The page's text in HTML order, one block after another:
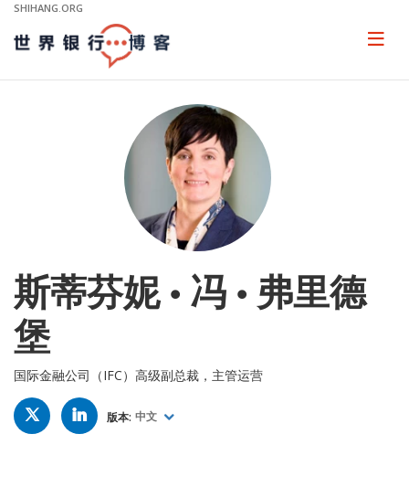
Skip
Main
Navigation
SHIHANG.ORG
Page
斯蒂芬妮 • 冯 • 弗里德
堡
国际金融公司（IFC）高级副总裁，主管运营
TWITTER LINKED
IN 版本: 中文